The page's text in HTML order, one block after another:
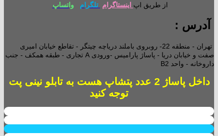
از طریق اپ اینستاگرام تلگرام واتساپ
آدرس :
تهران - منطقه 22- روبروی باملند دریاچه چیتگر - تقاطع خیابان امیری
صفت و خیابان دریا - پاساژ پارامیس -ورودی A تجاری -
طبقه همکف - جنب
داروخانه - واحد B2
داخل پاساژ 2 عدد پتشاپ هست به تابلو نینی پت
توجه کنید